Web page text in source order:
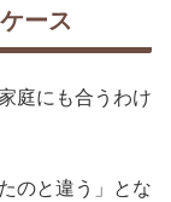
ース
庭にも合うわけ
のと違う」とな